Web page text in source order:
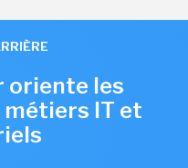
oriente les
IT et